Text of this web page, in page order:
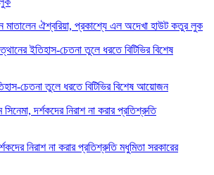
মাতালেন ঐশ্বরিয়া, প্রকাশ্যে এল অদেখা হাউট কতুর লুক
চেতনা তুলে ধরতে বিটিভির বিশেষ আয়োজন
নিরাশ না করার প্রতিশ্রুতি মধুমিতা সরকারের